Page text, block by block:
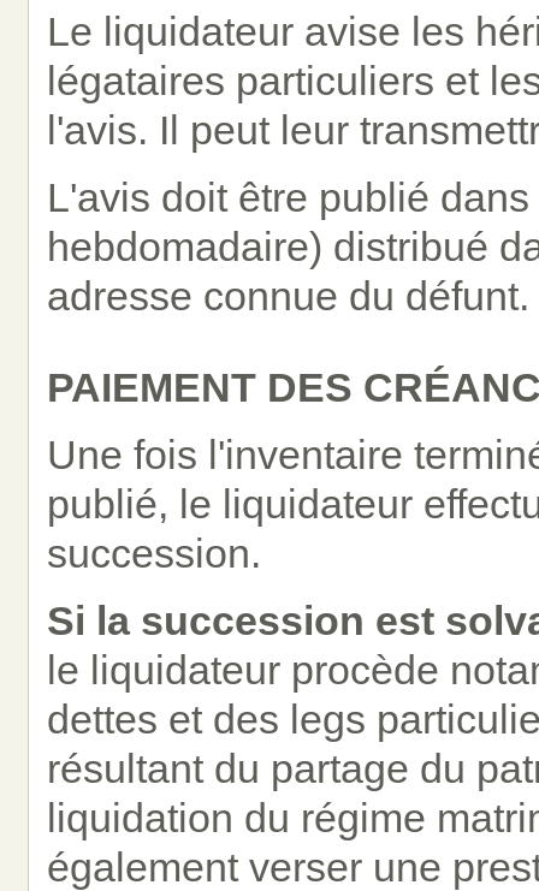
Le liquidateur avise les
légataires particuliers et
l'avis. Il peut leur
L'avis doit être publié
hebdomadaire) distribué
adresse connue du défunt.
PAIEMENT DES
Une fois l'inventaire
publié, le liquidateur
succession.
Si la succession est
le liquidateur procède
dettes et des legs
résultant du partage du
liquidation du régime
également verser une